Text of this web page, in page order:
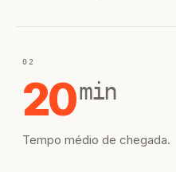
02
20min
Tempo médio de chegada.